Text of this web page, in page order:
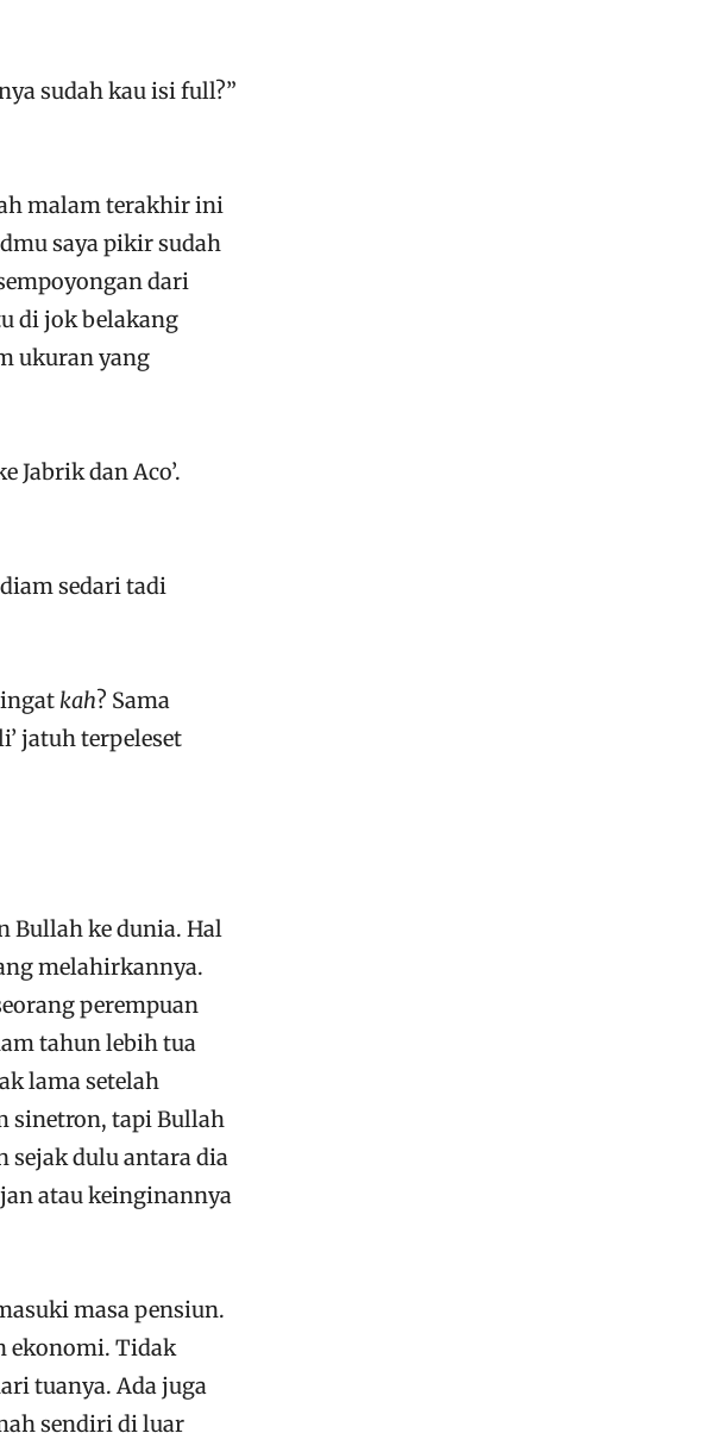
sudah kau isi full?”
malam terakhir ini
saya pikir sudah
dari
di jok belakang
ukuran yang
Jabrik dan Aco’.
sedari tadi
kah? Sama
jatuh terpeleset
Bullah ke dunia. Hal
melahirkannya.
perempuan
tahun lebih tua
lama setelah
sinetron, tapi Bullah
sejak dulu antara dia
atau keinginannya
masa pensiun.
ekonomi. Tidak
tuanya. Ada juga
sendiri di luar